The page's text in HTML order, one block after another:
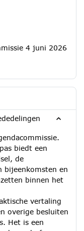
4 juni 2026
biedt een
de
bijeenkomsten en
binnen het
vertaling
overige besluiten
Het is een